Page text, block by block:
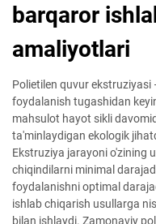
barqaror
amaliyotlari
Polietilen quvur
foydalanish tugashidan
mahsulot hayot sikli
ta'minlaydigan ekologik
Ekstruziya jarayoni o'zining
chiqindilarni minimal
foydalanishni optimal
ishlab chiqarish usullarga
bilan ishlaydi. Zamonaviy